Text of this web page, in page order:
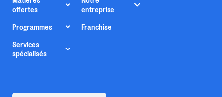
offertes
Programmes
Services
spécialisés
entreprise
Franchise